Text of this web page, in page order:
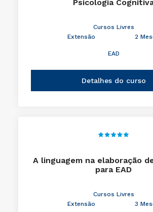
Psicologia
Cursos Livres
Extensão
2
EAD
Detalhes do curso
A linguagem na elaboração
para EAD
Cursos Livres
Extensão
3